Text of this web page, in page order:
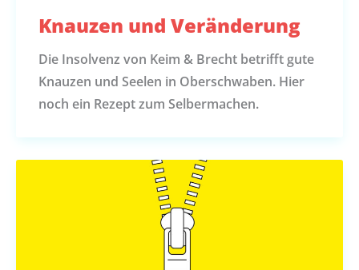
Knauzen und Veränderung
Die Insolvenz von Keim & Brecht betrifft gute
Knauzen und Seelen in Oberschwaben. Hier
noch ein Rezept zum Selbermachen.